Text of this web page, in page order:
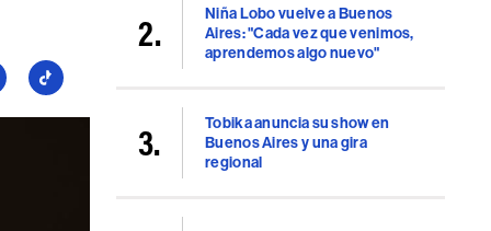
Seguí
Niña Lobo vuelve a Buenos
Aires: "Cada vez que venimos,
aprendemos algo nuevo"
Tobika anuncia su show en
Buenos Aires y una gira
regional